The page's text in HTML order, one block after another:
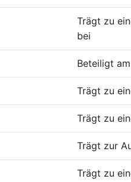
Trägt zu
bei
Beteiligt
Trägt zu
Trägt zu
Trägt zur
Trägt zu